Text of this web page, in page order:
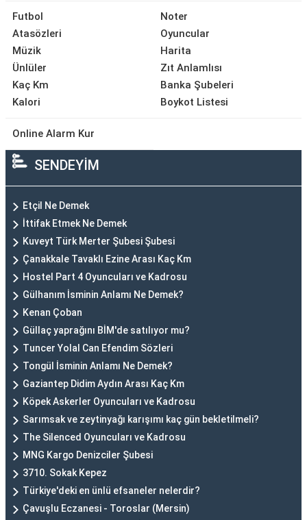
Futbol
Atasözleri
Müzik
Ünlüler
Kaç Km
Kalori
Noter
Oyuncular
Harita
Zıt Anlamlısı
Banka Şubeleri
Boykot Listesi
Online Alarm Kur
SENDEYİM
Etçil Ne Demek
İttifak Etmek Ne Demek
Kuveyt Türk Merter Şubesi Şubesi
Çanakkale Tavaklı Ezine Arası Kaç Km
Hostel Part 4 Oyuncuları ve Kadrosu
Gülhanım İsminin Anlamı Ne Demek?
Kenan Çoban
Güllaç yaprağını BİM'de satılıyor mu?
Tuncer Yolal Can Efendim Sözleri
Tongül İsminin Anlamı Ne Demek?
Gaziantep Didim Aydın Arası Kaç Km
Köpek Askerler Oyuncuları ve Kadrosu
Sarımsak ve zeytinyağı karışımı kaç gün bekletilmeli?
The Silenced Oyuncuları ve Kadrosu
MNG Kargo Denizciler Şubesi
3710. Sokak Kepez
Türkiye'deki en ünlü efsaneler nelerdir?
Çavuşlu Eczanesi - Toroslar (Mersin)